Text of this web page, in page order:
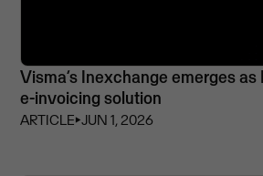
Visma’s Inexchange emerges as
e-invoicing solution
ARTICLE⏵JUN 1, 2026